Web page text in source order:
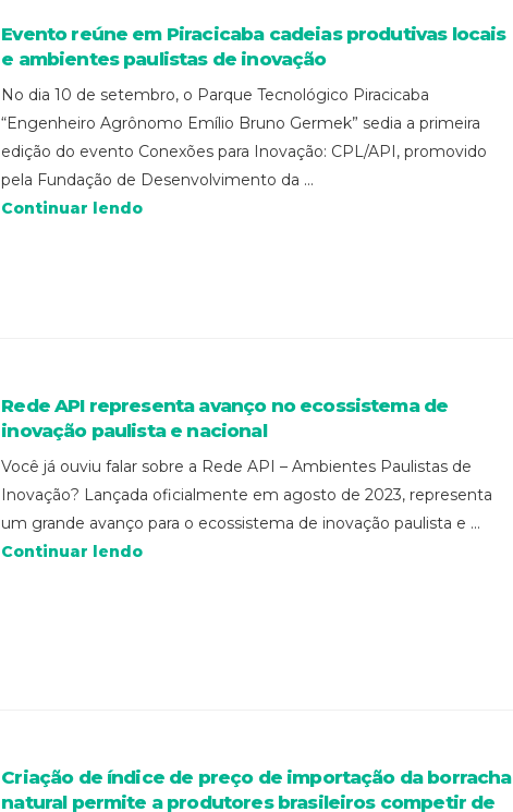
Evento reúne em Piracicaba cadeias produtivas locais
e ambientes paulistas de inovação
No dia 10 de setembro, o Parque Tecnológico Piracicaba
“Engenheiro Agrônomo Emílio Bruno Germek” sedia a primeira
edição do evento Conexões para Inovação: CPL/API, promovido
pela Fundação de Desenvolvimento da ...
Continuar lendo
Rede API representa avanço no ecossistema de
inovação paulista e nacional
Você já ouviu falar sobre a Rede API – Ambientes Paulistas de
Inovação? Lançada oficialmente em agosto de 2023, representa
um grande avanço para o ecossistema de inovação paulista e ...
Continuar lendo
Criação de índice de preço de importação da borracha
natural permite a produtores brasileiros competir de